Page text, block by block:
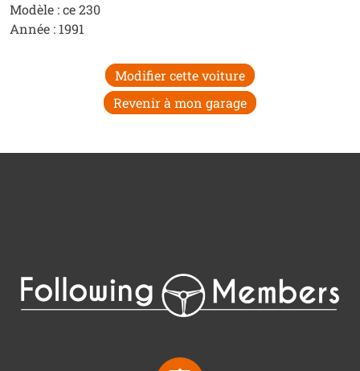
Modèle : ce 230
Année : 1991
Modifier cette voiture
Revenir à mon garage